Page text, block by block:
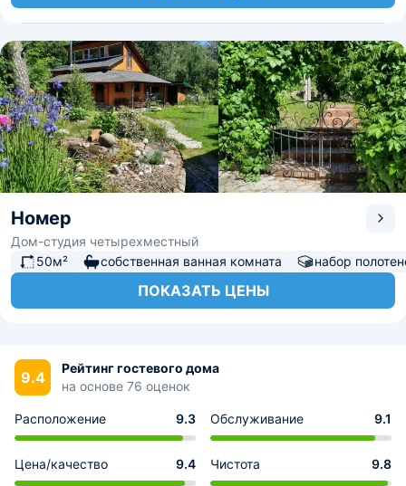
Номер
Дом-студия четырехместный
50м²
собственная ванная комната набор
ПОКАЗАТЬ ЦЕНЫ
9.4
Рейтинг гостевого дома
на основе 76 оценок
Расположение 9.3 Обслуживание 9.1
Цена/качество 9.4 Чистота 9.8